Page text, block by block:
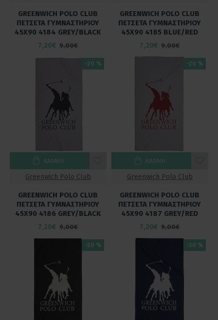
GREENWICH POLO CLUB
ΠΕΤΣΕΤΑ ΓΥΜΝΑΣΤΗΡΙΟΥ
45Χ90 4184 GREY/BLACK
7,20€ 9,00€
GREENWICH POLO CLUB
ΠΕΤΣΕΤΑ ΓΥΜΝΑΣΤΗΡΙΟΥ
45Χ90 4185 BLUE/RED
7,20€ 9,00€
-20 %
Greenwich Polo Club
GREENWICH POLO CLUB
ΠΕΤΣΕΤΑ ΓΥΜΝΑΣΤΗΡΙΟΥ
45Χ90 4186 GREY/BLACK
7,20€ 9,00€
ΚΑΛΆΘΙ
-20 %
Greenwich Polo Club
GREENWICH POLO CLUB
ΠΕΤΣΕΤΑ ΓΥΜΝΑΣΤΗΡΙΟΥ
45Χ90 4187 GREY/RED
7,20€ 9,00€
ΚΑΛΆΘΙ
-20 % -20 %